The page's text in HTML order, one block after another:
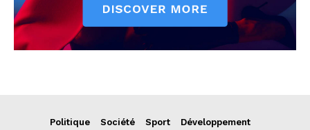
Politique Société Sport
Développement